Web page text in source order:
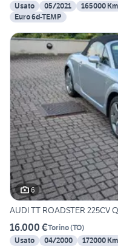
Usato 05/2021 165000 Km
Euro 6d-TEMP
6
AUDI TT
16.000 €Torino(TO)
Usato
04/2000 172000 Km